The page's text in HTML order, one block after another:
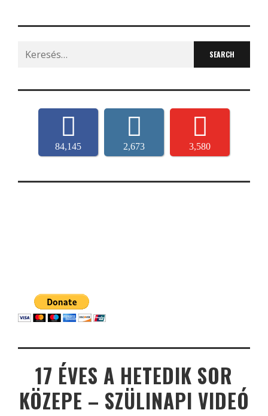
Search
for:
84,145 2,673 3,580
17 ÉVES A HETEDIK SOR
KÖZEPE – SZÜLINAPI VIDEÓ